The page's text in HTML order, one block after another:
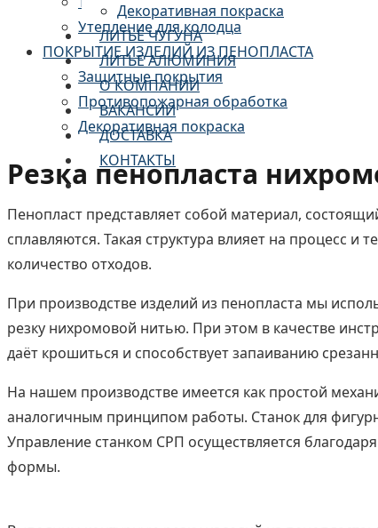
Декоративная покраска
ЛИТЬЕ ЧУГУНА
ЛИТЬЕ АЛЮМИНИЯ
О КОМПАНИИ
ВАКАНСИИ
ДОСТАВКА
КОНТАКТЫ
Утепление для колодца
ПОКРЫТИЕ ИЗДЕЛИЙ ИЗ ПЕНОПЛАСТА
Защитные покрытия
Противопожарная обработка
Декоративная покраска
Резка пенопласта
Пенопласт представляет собой материал,
сплавляются. Такая структура влияет на процесс
количество отходов.
При производстве изделий из пенопласта мы
резку нихромовой нитью. При этом в качестве
даёт крошиться и способствует запаиванию
На нашем производстве имеется как простой
аналогичным принципом работы. Станок для
Управление станком СРП осуществляется
формы.